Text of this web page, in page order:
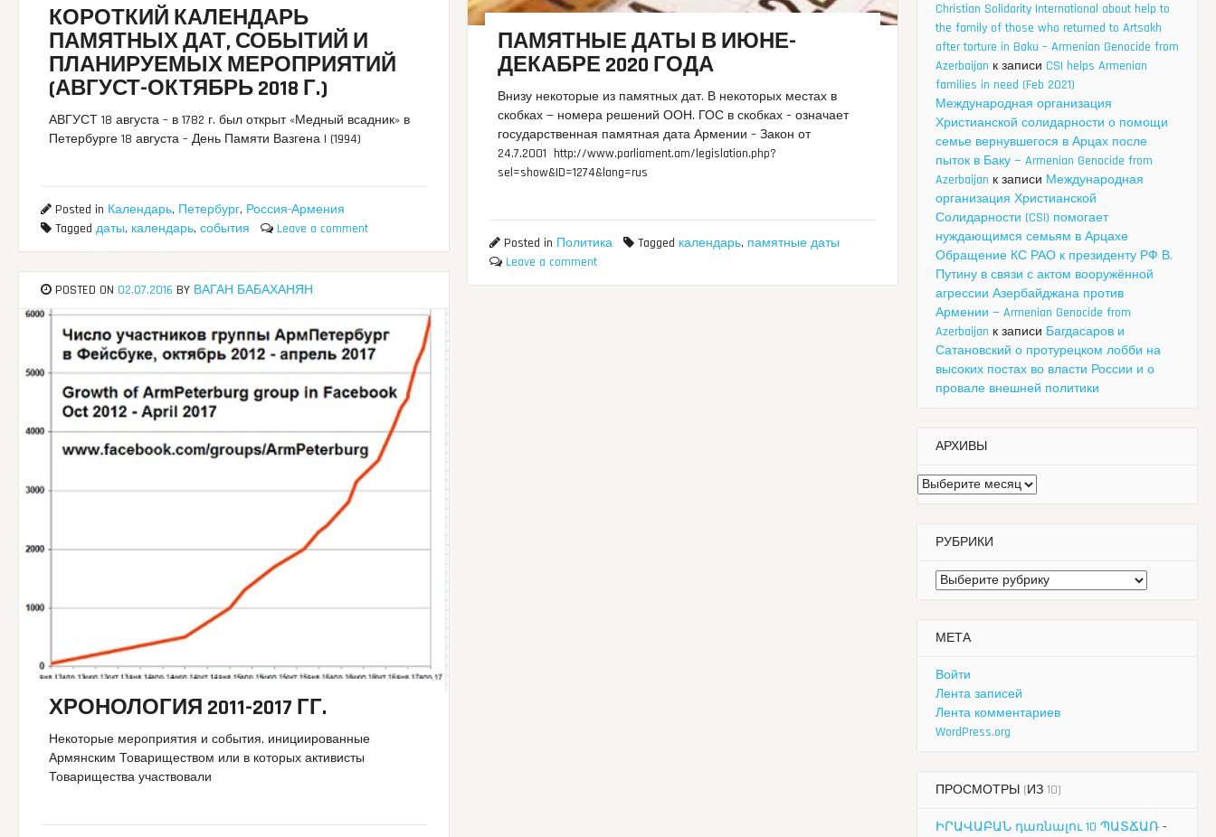
ПАМЯТНЫЕ ДАТЫ В ИЮНЕ-
ДЕКАБРЕ 2020 ГОДА
Внизу некоторые из памятных дат. В некоторых местах в
скобках — номера решений ООН. ГОС в скобках – означает
государственная памятная дата Армении – Закон от
24.7.2001 http://www.parliament.am/legislation.php?
sel=show&ID=1274&lang=rus
Posted in Политика Tagged календарь, памятные даты
Leave a comment
КОРОТКИЙ КАЛЕНДАРЬ
ПАМЯТНЫХ ДАТ, СОБЫТИЙ И
ПЛАНИРУЕМЫХ МЕРОПРИЯТИЙ
(АВГУСТ-ОКТЯБРЬ 2018 Г.)
АВГУСТ 18 августа – в 1782 г. был открыт «Медный всадник» в
Петербурге 18 августа – День Памяти Вазгена I (1994)
Posted in Календарь, Петербург, Россия-Армения
Tagged даты, календарь, события Leave a comment
POSTED ON 02.07.2016 BY ВАГАН БАБАХАНЯН
ХРОНОЛОГИЯ 2011-2017 ГГ.
Некоторые мероприятия и события, инициированные
Армянским Товариществом или в которых активисты
Товарищества участвовали
Christian Solidarity International about help to
the family of those who returned to Artsakh
after torture in Baku – Armenian Genocide from
Azerbaijan к записи CSI helps Armenian
families in need (Feb 2021)
Международная организация
Христианской солидарности о помощи
семье вернувшегося в Арцах после
пыток в Баку — Armenian Genocide from
Azerbaijan к записи Международная
организация Христианской
Солидарности (CSI) помогает
нуждающимся семьям в Арцахе
Обращение КС РАО к президенту РФ В.
Путину в связи с актом вооружённой
агрессии Азербайджана против
Армении — Armenian Genocide from
Azerbaijan к записи Багдасаров и
Сатановский о протурецком лобби на
высоких постах во власти России и о
провале внешней политики
АРХИВЫ
Архивы
РУБРИКИ
Рубрики
МЕТА
Войти
Лента записей
Лента комментариев
WordPress.org
ПРОСМОТРЫ (ИЗ 10)
ԻՐԱՎԱԲԱՆ դառնալու 10 ՊԱՏՃԱՌ -